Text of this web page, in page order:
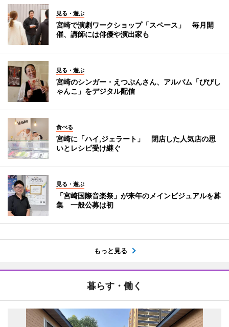
見る・遊ぶ
宮崎で演劇ワークショップ「スペース」 毎月開
催、講師には俳優や演出家も
見る・遊ぶ
宮崎のシンガー・えつぷんさん、アルバム「びびし
ゃんこ」をデジタル配信
食べる
宮崎に「ハイ,ジェラート」 閉店した人気店の思
いとレシピ受け継ぐ
見る・遊ぶ
「宮崎国際音楽祭」が来年のメインビジュアルを募
集 一般公募は初
もっと見る
暮らす・働く